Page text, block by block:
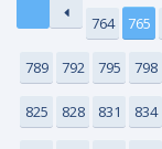
764 765
789 792 795 798
825 828 831 834